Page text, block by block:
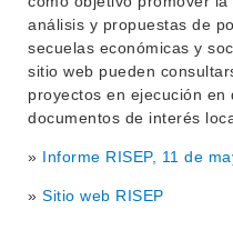
análisis y propuestas de
secuelas económicas y
sitio web pueden
proyectos en ejecución
documentos de interés
» Informe RISEP, 11 de
» Sitio web RISEP